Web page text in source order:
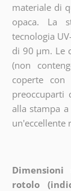
materiale di
opaca. La
tecnologia
di 90 µm. Le
(non
coperte
preoccuparti
alla stampa
un'eccellente
rotolo